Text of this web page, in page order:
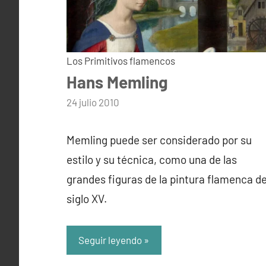
Los Primitivos flamencos
Hans Memling
por
24 julio 2010
Memling puede ser considerado por su
estilo y su técnica, como una de las
grandes figuras de la pintura flamenca
siglo XV.
Seguir leyendo